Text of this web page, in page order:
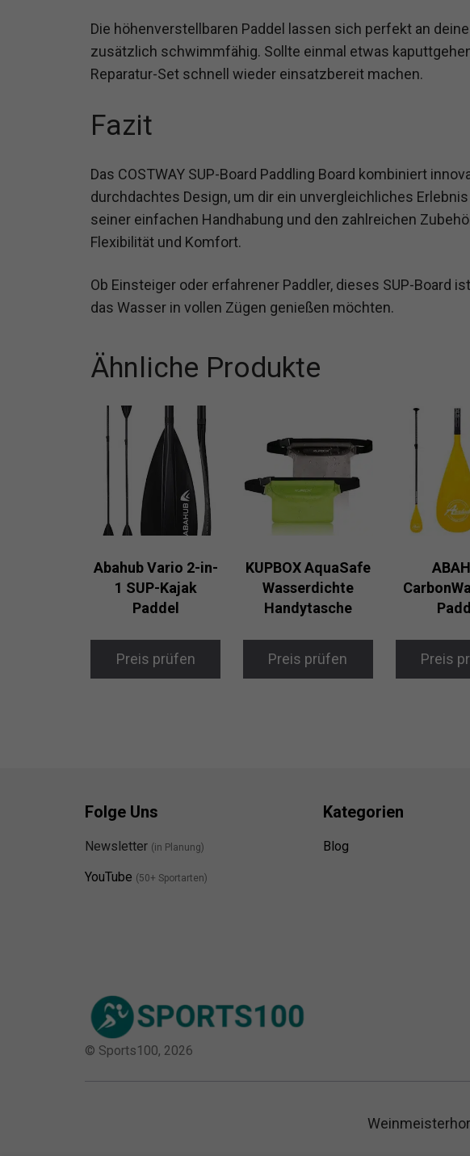
Die höhenverstellbaren Paddel lassen sich perfekt an
zusätzlich schwimmfähig. Sollte einmal etwas
Reparatur-Set schnell wieder einsatzbereit machen.
Fazit
Das COSTWAY SUP-Board Paddling Board kombiniert
durchdachtes Design, um dir ein unvergleichliches
seiner einfachen Handhabung und den zahlreichen
Flexibilität und Komfort.
Ob Einsteiger oder erfahrener Paddler, dieses SUP-Board
das Wasser in vollen Zügen genießen möchten.
Ähnliche Produkte
Abahub Vario 2-in-
1 SUP-Kajak
Paddel
Preis prüfen
KUPBOX AquaSafe
Wasserdichte
Handytasche
Preis prüfen Preis
Folge Uns
Newsletter (in Planung)
YouTube (50+ Sportarten)
Kategorien
Blog
© Sports100, 2026